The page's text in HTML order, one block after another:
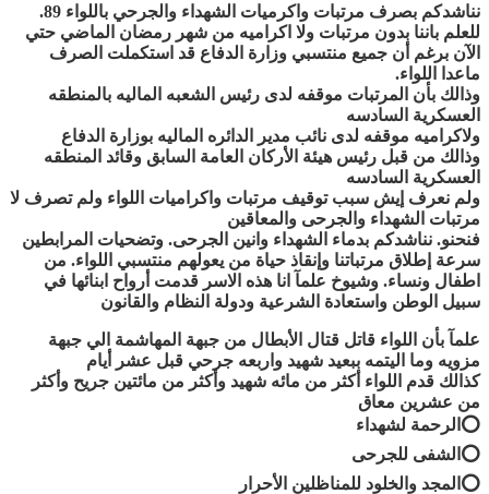
نناشدكم بصرف مرتبات واكرميات الشهداء والجرحي باللواء 89.
للعلم باننا بدون مرتبات ولا اكراميه من شهر رمضان الماضي حتي
الآن برغم أن جميع منتسبي وزارة الدفاع قد استكملت الصرف
ماعدا اللواء.
وذالك بأن المرتبات موقفه لدى رئيس الشعبه الماليه بالمنطقه
العسكرية السادسه
ولاكراميه موقفه لدى نائب مدير الدائره الماليه بوزارة الدفاع
وذالك من قبل رئيس هيئة الأركان العامة السابق وقائد المنطقه
العسكرية السادسه
ولم نعرف إيش سبب توقيف مرتبات واكراميات اللواء ولم تصرف لا
مرتبات الشهداء والجرحى والمعاقين
فنحنو. نناشدكم بدماء الشهداء وانين الجرحى. وتضحيات المرابطين
سرعة إطلاق مرتباتنا وإنقاذ حياة من يعولهم منتسبي اللواء. من
اطفال ونساء. وشيوخ علمآ انا هذه الاسر قدمت أرواح ابنائها في
سبيل الوطن واستعادة الشرعية ودولة النظام والقانون
علمآ بأن اللواء قاتل قتال الأبطال من جبهة المهاشمة الي جبهة
مزويه وما اليتمه ببعيد شهيد واربعه جرحي قبل عشر أيام
كذالك قدم اللواء أكثر من مائه شهيد وأكثر من مائتين جريح وأكثر
من عشرين معاق
⭕الرحمة لشهداء
⭕الشفى للجرحى
⭕المجد والخلود للمناظلين الأحرار